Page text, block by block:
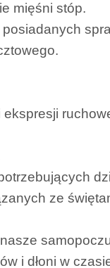
mięśni stóp.
ze
i dłoni w